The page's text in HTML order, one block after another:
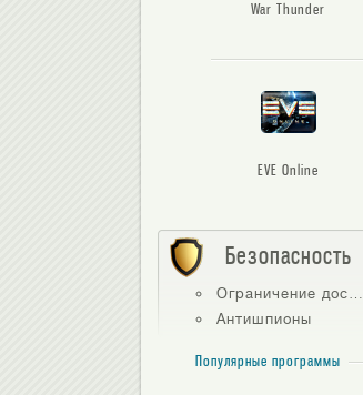
War Thunder
EVE Online
Безопасность
Ограничение доступа
Антишпионы
Популярные программы